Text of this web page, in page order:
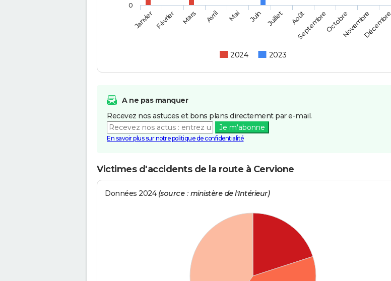
2024 2023
JanvierFévrier Mars Avril Mai Juin Juillet Août
SeptembreOctobreNovembreDécembre
0
A ne pas manquer
Recevez nos astuces et bons plans directement par e-mail.
Je m'abonne
En savoir plus sur notre politique de confidentialité
Victimes d'accidents de la route à Cervione
Données 2024 (source : ministère de l'Intérieur)